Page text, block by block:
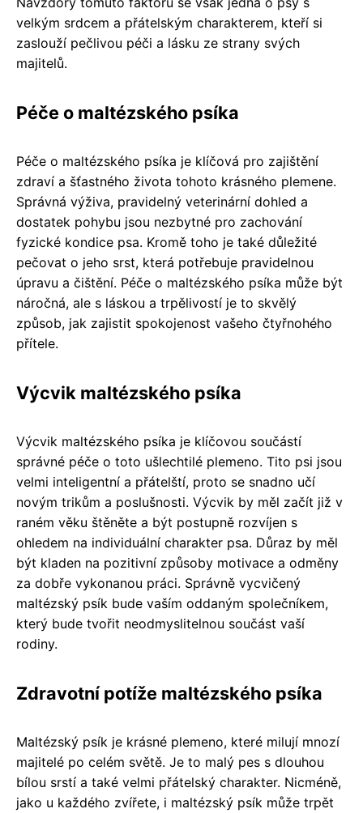
velkým srdcem a přátelským charakterem, kteří si
zaslouží pečlivou péči a lásku ze strany svých
majitelů.
Péče o maltézského psíka
Péče o maltézského psíka je klíčová pro zajištění
zdraví a šťastného života tohoto krásného plemene.
Správná výživa, pravidelný veterinární dohled a
dostatek pohybu jsou nezbytné pro zachování
fyzické kondice psa. Kromě toho je také důležité
pečovat o jeho srst, která potřebuje pravidelnou
úpravu a čištění. Péče o maltézského psíka může být
náročná, ale s láskou a trpělivostí je to skvělý
způsob, jak zajistit spokojenost vašeho čtyřnohého
přítele.
Výcvik maltézského psíka
Výcvik maltézského psíka je klíčovou součástí
správné péče o toto ušlechtilé plemeno. Tito psi jsou
velmi inteligentní a přátelští, proto se snadno učí
novým trikům a poslušnosti. Výcvik by měl začít již v
raném věku štěněte a být postupně rozvíjen s
ohledem na individuální charakter psa. Důraz by měl
být kladen na pozitivní způsoby motivace a odměny
za dobře vykonanou práci. Správně vycvičený
maltézský psík bude vaším oddaným společníkem,
který bude tvořit neodmyslitelnou součást vaší
rodiny.
Zdravotní potíže maltézského psíka
Maltézský psík je krásné plemeno, které milují mnozí
majitelé po celém světě. Je to malý pes s dlouhou
bílou srstí a také velmi přátelský charakter. Nicméně,
jako u každého zvířete, i maltézský psík může trpět